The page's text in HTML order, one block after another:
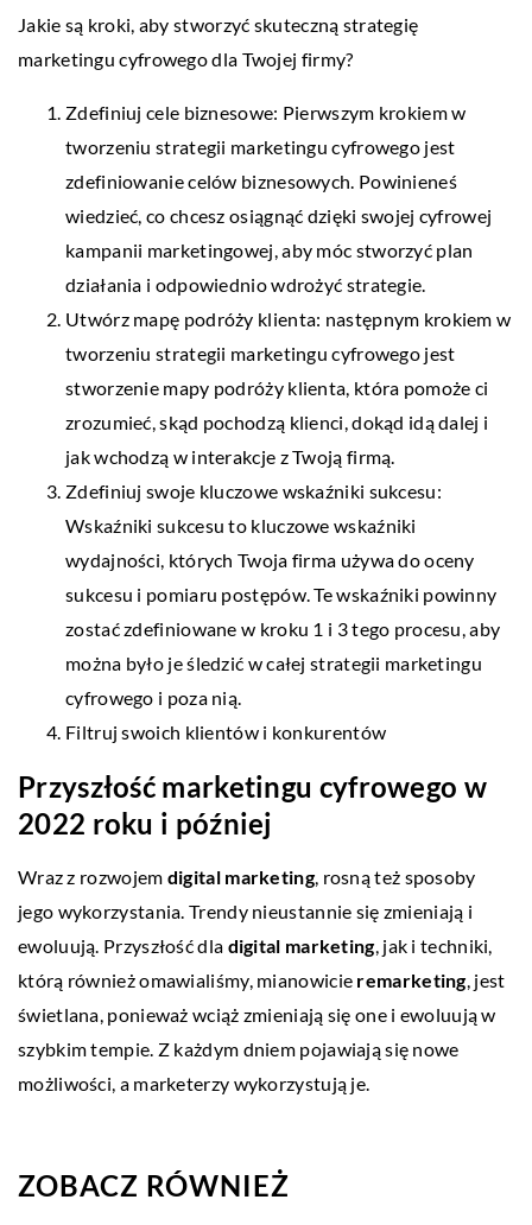
Jakie są kroki, aby stworzyć skuteczną strategię
marketingu cyfrowego dla Twojej firmy?
Zdefiniuj cele biznesowe: Pierwszym krokiem w
tworzeniu strategii marketingu cyfrowego jest
zdefiniowanie celów biznesowych. Powinieneś
wiedzieć, co chcesz osiągnąć dzięki swojej cyfrowej
kampanii marketingowej, aby móc stworzyć plan
działania i odpowiednio wdrożyć strategie.
Utwórz mapę podróży klienta: następnym krokiem w
tworzeniu strategii marketingu cyfrowego jest
stworzenie mapy podróży klienta, która pomoże ci
zrozumieć, skąd pochodzą klienci, dokąd idą dalej i
jak wchodzą w interakcje z Twoją firmą.
Zdefiniuj swoje kluczowe wskaźniki sukcesu:
Wskaźniki sukcesu to kluczowe wskaźniki
wydajności, których Twoja firma używa do oceny
sukcesu i pomiaru postępów. Te wskaźniki powinny
zostać zdefiniowane w kroku 1 i 3 tego procesu, aby
można było je śledzić w całej strategii marketingu
cyfrowego i poza nią.
Filtruj swoich klientów i konkurentów
Przyszłość marketingu cyfrowego w
2022 roku i później
Wraz z rozwojem digital marketing, rosną też sposoby
jego wykorzystania. Trendy nieustannie się zmieniają i
ewoluują. Przyszłość dla digital marketing, jak i techniki,
którą również omawialiśmy, mianowicie remarketing, jest
świetlana, ponieważ wciąż zmieniają się one i ewoluują w
szybkim tempie. Z każdym dniem pojawiają się nowe
możliwości, a marketerzy wykorzystują je.
ZOBACZ RÓWNIEŻ